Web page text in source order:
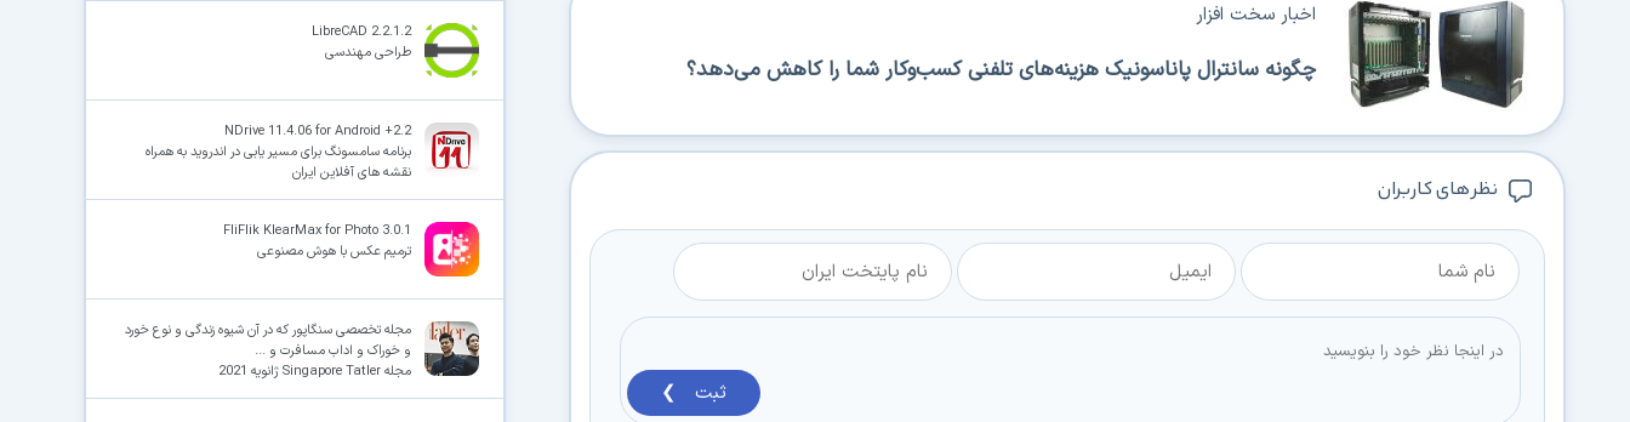
چگونه سانترال پاناسونیک هزینه‌های تلفنی کسب‌وکار شما را کاهش می‌دهد؟
اخبار سخت افزار
نظر های کاربران
ثبت ❯
LibreCAD 2.2.1.2
طراحی مهندسی
NDrive 11.4.06 for Android +2.2
برنامه سامسونگ برای مسیر یابی در اندروید به همراه
نقشه های آفلاین ایران
FliFlik KlearMax for Photo 3.0.1
ترمیم عکس با هوش مصنوعی
مجله تخصصی سنگاپور که در آن شیوه زندگی و نوع خورد
و خوراک و اداب مسافرت و ...
مجله Singapore Tatler ژانویه 2021